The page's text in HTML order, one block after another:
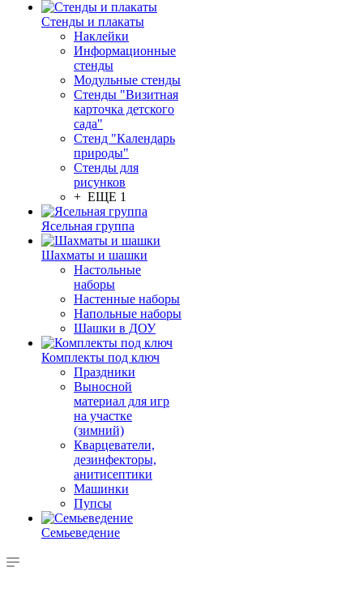
Стенды и плакаты
Наклейки
Информационные
стенды
Модульные стенды
Стенды "Визитная
карточка детского
сада"
Стенд "Календарь
природы"
Стенды для
рисунков
+ ЕЩЕ 1
Ясельная группа
Шахматы и шашки
Настольные
наборы
Настенные наборы
Напольные наборы
Шашки в ДОУ
Комплекты под ключ
Праздники
Выносной
материал для игр
на участке
(зимний)
Кварцеватели,
дезинфекторы,
анитисептики
Машинки
Пупсы
Семьеведение